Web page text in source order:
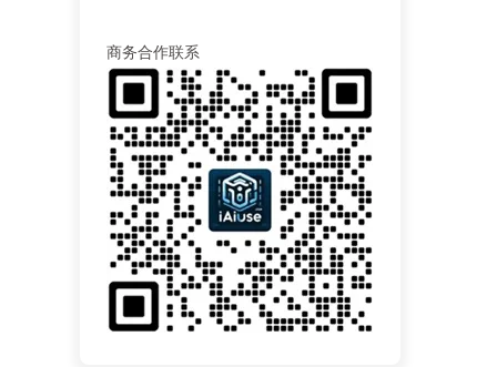
商务合作联系